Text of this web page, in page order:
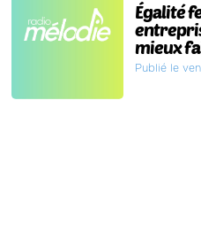
Égalité
mieux
Publié le